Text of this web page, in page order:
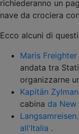
richiederanno un
nave da crociera
Ecco alcuni di
Maris Freighter
andata tra
organizzarne
Kapitän
cabina da New
all'Italia .